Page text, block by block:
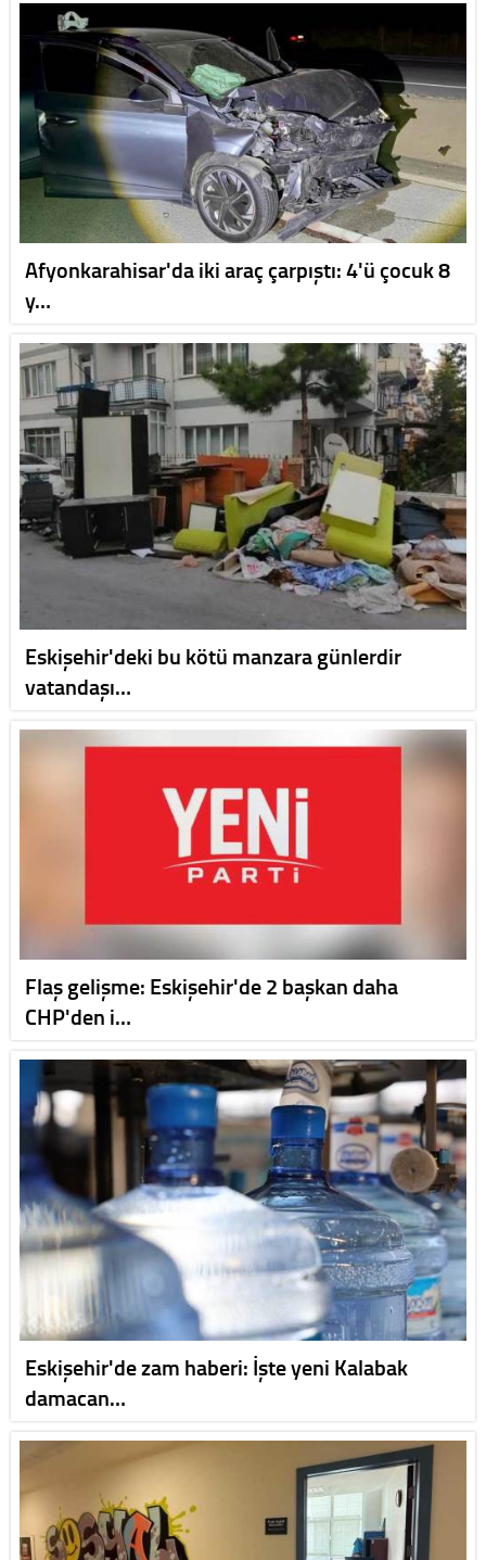
Afyonkarahisar'da iki araç çarpıştı: 4'ü çocuk 8
y…
Eskişehir'deki bu kötü manzara günlerdir
vatandaşı…
Flaş gelişme: Eskişehir'de 2 başkan daha
CHP'den i…
Eskişehir'de zam haberi: İşte yeni Kalabak
damacan…